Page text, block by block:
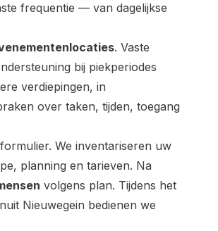
frequentie — van dagelijkse
. Vaste
bij piekperiodes
verdiepingen, in
over taken, tijden, toegang
We inventariseren uw
planning en tarieven. Na
volgens plan. Tijdens het
Nieuwegein bedienen we